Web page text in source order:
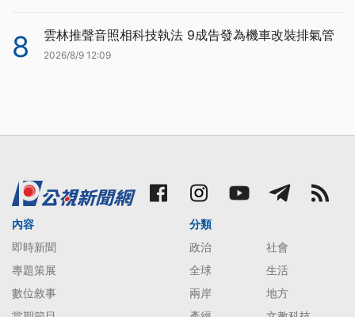
8 雲林推聲音照相科技執法 9成告發為機車改裝排氣管
2026/8/9 12:09
內容
即時新聞
專題策展
數位敘事
分類
政治
社會
全球
生活
兩岸
地方